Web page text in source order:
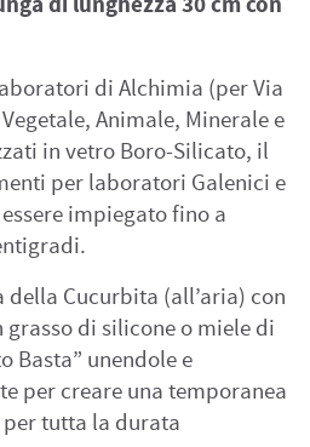
di Alchimia (per Via
Animale, Minerale e
in vetro Boro-Silicato, il
per laboratori Galenici e
impiegato fino a
della Cucurbita (all’aria) con
di silicone o miele di
Basta” unendole e
per creare una temporanea
tutta la durata